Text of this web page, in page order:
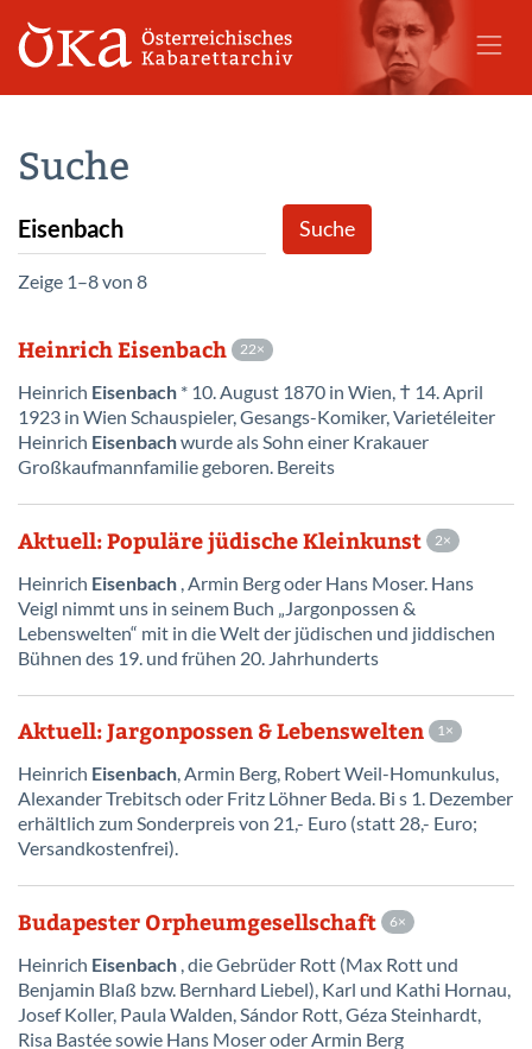
Suche
Zeige 1–8 von 8
Heinrich Eisenbach 22
Heinrich Eisenbach * 10. August 1870 in Wien, † 14. April
1923 in Wien Schauspieler, Gesangs-Komiker, Varietéleiter
Heinrich Eisenbachwurde als Sohn einer Krakauer
Großkaufmannfamilie geboren. Bereits
Aktuell: Populäre jüdische Kleinkunst 2
Heinrich Eisenbach , Armin Berg oder Hans Moser. Hans
Veigl nimmt uns in seinem Buch „Jargonpossen &
Lebenswelten“ mit in die Welt der jüdischen und jiddischen
Bühnen des 19. und frühen 20. Jahrhunderts
Aktuell: Jargonpossen & Lebenswelten 1
Heinrich Eisenbach, Armin Berg, Robert Weil-Homunkulus,
Alexander Trebitsch oder Fritz Löhner Beda. Bi s 1. Dezember
erhältlich zum Sonderpreis von 21,- Euro (statt 28,- Euro;
Versandkostenfrei).
Budapester Orpheumgesellschaft 6
Heinrich Eisenbach , die Gebrüder Rott (Max Rott und
Benjamin Blaß bzw. Bernhard Liebel), Karl und Kathi Hornau,
Josef Koller, Paula Walden, Sándor Rott, Géza Steinhardt,
Risa Bastée sowie Hans Moser oder Armin Berg